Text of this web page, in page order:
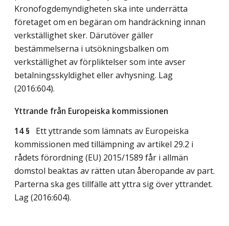
Kronofogdemyndigheten ska inte underrätta
företaget om en begäran om handräckning innan
verkställighet sker. Därutöver gäller
bestämmelserna i utsökningsbalken om
verkställighet av förpliktelser som inte avser
betalningsskyldighet eller avhysning. Lag
(2016:604).
Yttrande från Europeiska kommissionen
14 § Ett yttrande som lämnats av Europeiska
kommissionen med tillämpning av artikel 29.2 i
rådets förordning (EU) 2015/1589 får i allmän
domstol beaktas av rätten utan åberopande av part.
Parterna ska ges tillfälle att yttra sig över yttrandet.
Lag (2016:604).